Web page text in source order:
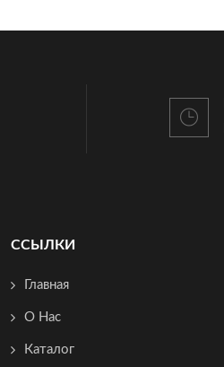
ССЫЛКИ
Главная
О Нас
Каталог